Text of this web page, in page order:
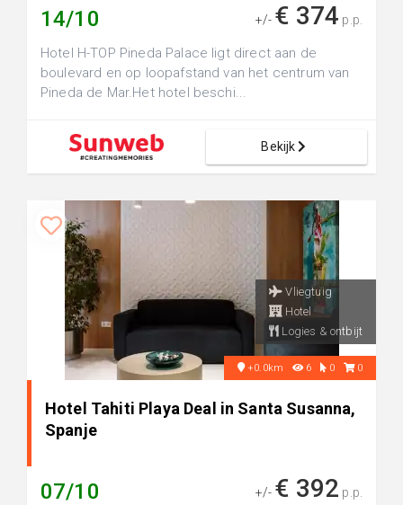
14/10 +/- € 374 p.p.
Hotel H-TOP Pineda Palace ligt direct aan de
boulevard en op loopafstand van het centrum van
Pineda de Mar.Het hotel beschi...
Bekijk
Vliegtuig
Hotel
Logies & ontbijt
+0.0km 6 0 0
Hotel Tahiti Playa Deal in Santa Susanna,
Spanje
07/10 +/- € 392 p.p.